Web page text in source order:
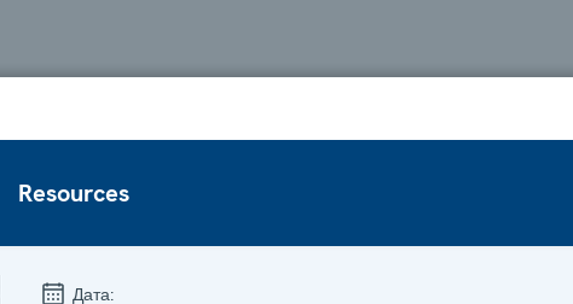
Resources
Дата: